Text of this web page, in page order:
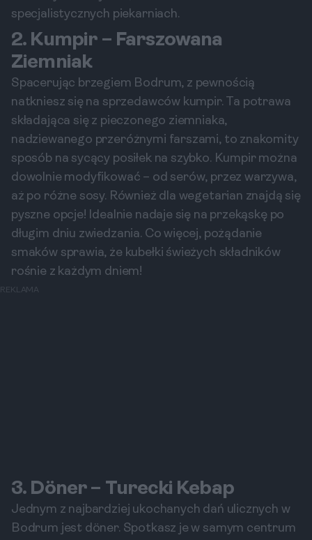
specjalistycznych piekarniach.
2. Kumpir – Farszowana
Ziemniak
Spacerując brzegiem Bodrum, z pewnością
natkniesz się na sprzedawców kumpir. Ta potrawa
składająca się z pieczonego ziemniaka,
nadziewanego przeróżnymi farszami, to znakomity
sposób na sycący posiłek na szybko. Kumpir można
dowolnie modyfikować – od serów, przez warzywa,
aż po różne sosy. Również dla wegetarian znajdą się
pyszne opcje! Idealnie nadaje się na przekąskę po
długim dniu zwiedzania. Co więcej, pożądanie
smaków sprawia, że kubełki świeżych składników
rośnie z każdym dniem!
REKLAMA
3. Döner – Turecki Kebap
Jednym z najbardziej ukochanych dań ulicznych w
Bodrum jest döner. Spotkasz je w samym centrum